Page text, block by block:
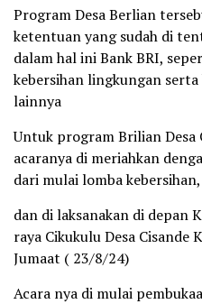
Program Desa Berlian
ketentuan yang sudah di
dalam hal ini Bank BRI,
kebersihan lingkungan
lainnya
Untuk program Brilian Desa
acaranya di meriahkan
dari mulai lomba
dan di laksanakan di depan
raya Cikukulu Desa Cisande
Jumaat ( 23/8/24)
Acara nya di mulai